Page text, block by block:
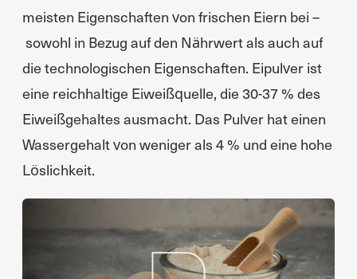
meisten Eigenschaften von frischen Eiern bei –
sowohl in Bezug auf den Nährwert als auch auf
die technologischen Eigenschaften. Eipulver ist
eine reichhaltige Eiweißquelle, die 30-37 % des
Eiweißgehaltes ausmacht. Das Pulver hat einen
Wassergehalt von weniger als 4 % und eine hohe
Löslichkeit.